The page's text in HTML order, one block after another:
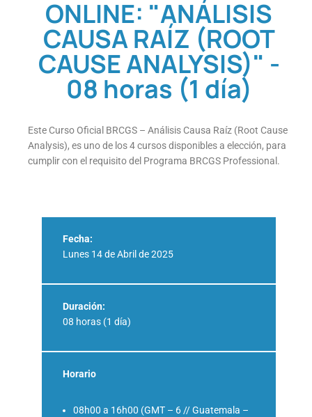
ONLINE: "ANÁLISIS
CAUSA RAÍZ (ROOT
CAUSE ANALYSIS)" -
08 horas (1 día)
Este Curso Oficial BRCGS – Análisis Causa Raíz (Root Cause
Analysis), es uno de los 4 cursos disponibles a elección, para
cumplir con el requisito del Programa BRCGS Professional.
Fecha:
Lunes 14 de Abril de 2025
Duración:
08 horas (1 día)
Horario
08h00 a 16h00 (GMT – 6 // Guatemala –